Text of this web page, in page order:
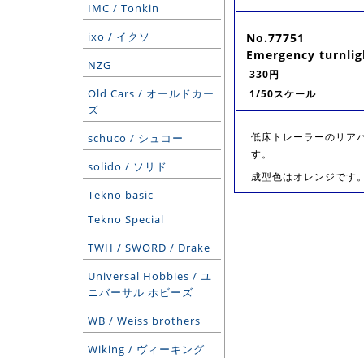
IMC / Tonkin
ixo / イクソ
NZG
Old Cars / オールドカー
ズ
schuco / シュコー
solido / ソリド
Tekno basic
Tekno Special
TWH / SWORD / Drake
Universal Hobbies / ユ
ニバーサル ホビーズ
WB / Weiss brothers
Wiking / ヴィーキング
No.77751
Emergency
330円
1/50スケール
低床トレーラーのリア
す。
成型色はオレンジです